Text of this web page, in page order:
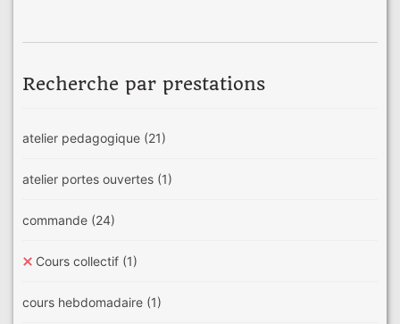
Recherche par prestations
atelier pedagogique (21)
atelier portes ouvertes (1)
commande (24)
Cours collectif (1)
cours hebdomadaire (1)